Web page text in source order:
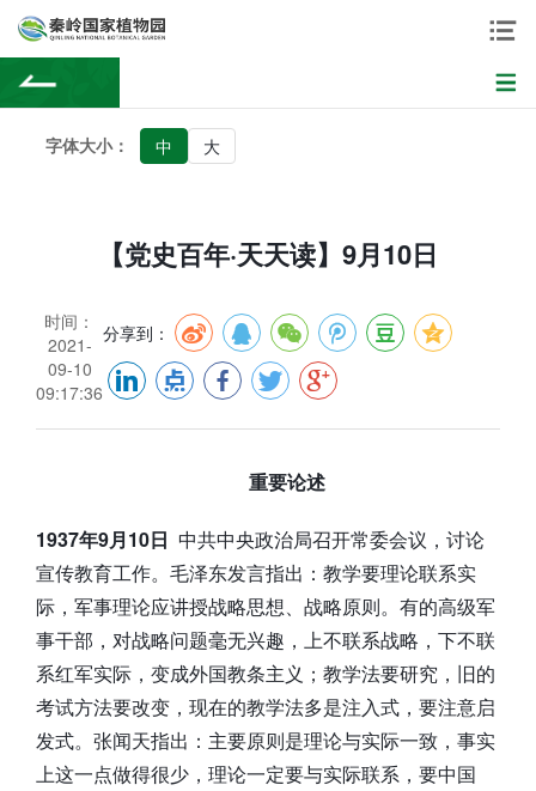
字体大小： 中 大
【党史百年·天天读】9月10日
时间：
2021-
09-10
09:17:36
分享到：
重要论述
1937年9月10日 中共中央政治局召开常委会议，讨论
宣传教育工作。毛泽东发言指出：教学要理论联系实
际，军事理论应讲授战略思想、战略原则。有的高级军
事干部，对战略问题毫无兴趣，上不联系战略，下不联
系红军实际，变成外国教条主义；教学法要研究，旧的
考试方法要改变，现在的教学法多是注入式，要注意启
发式。张闻天指出：主要原则是理论与实际一致，事实
上这一点做得很少，理论一定要与实际联系，要中国